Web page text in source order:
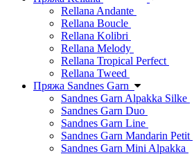
Rellana Andante
Rellana Boucle
Rellana Kolibri
Rellana Melody
Rellana Tropical Perfect
Rellana Tweed
Пряжа Sandnes Garn
Sandnes Garn Alpakka Silke
Sandnes Garn Duo
Sandnes Garn Line
Sandnes Garn Mandarin Petit
Sandnes Garn Mini Alpakka